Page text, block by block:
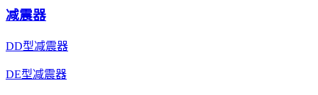
减震器
DD型减震器
DE型减震器